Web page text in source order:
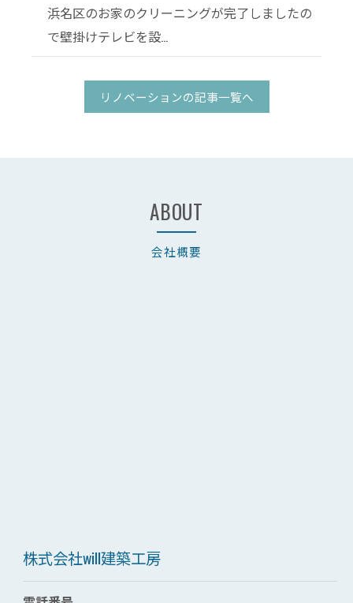
浜名区のお家のクリーニングが完了しましたの
で壁掛けテレビを設...
リノベーションの記事一覧へ
会社概要
ABOUT
株式会社will建築工房